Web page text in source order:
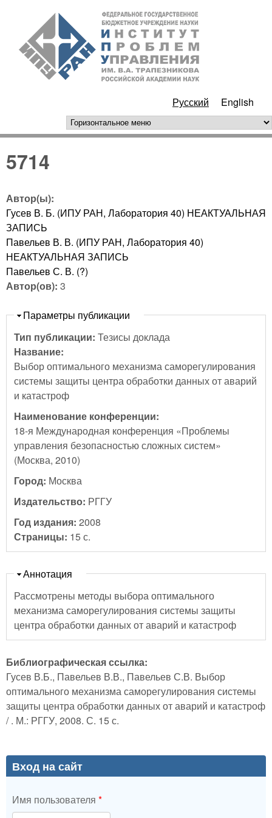
Перейти к основному
содержанию
РАН
Русский English
горизонтальное меню
5714
Автор(ы):
Гусев В. Б. (ИПУ РАН, Лаборатория 40) НЕАКТУАЛЬНАЯ
ЗАПИСЬ
Павельев В. В. (ИПУ РАН, Лаборатория 40)
НЕАКТУАЛЬНАЯ ЗАПИСЬ
Павельев С. В. (?)
Автор(ов): 3
Скрыть
Параметры публикации
Тип публикации: Тезисы доклада
Название:
Выбор оптимального механизма саморегулирования
системы защиты центра обработки данных от аварий
и катастроф
Наименование конференции:
18-я Международная конференция «Проблемы
управления безопасностью сложных систем»
(Москва, 2010)
Город: Москва
Издательство: РГГУ
Год издания: 2008
Страницы: 15 с.
Скрыть
Аннотация
Рассмотрены методы выбора оптимального
механизма саморегулирования системы защиты
центра обработки данных от аварий и катастроф
Библиографическая ссылка:
Гусев В.Б., Павельев В.В., Павельев С.В. Выбор
оптимального механизма саморегулирования системы
защиты центра обработки данных от аварий и катастроф
/ . М.: РГГУ, 2008. С. 15 с.
Вход на сайт
Имя пользователя *